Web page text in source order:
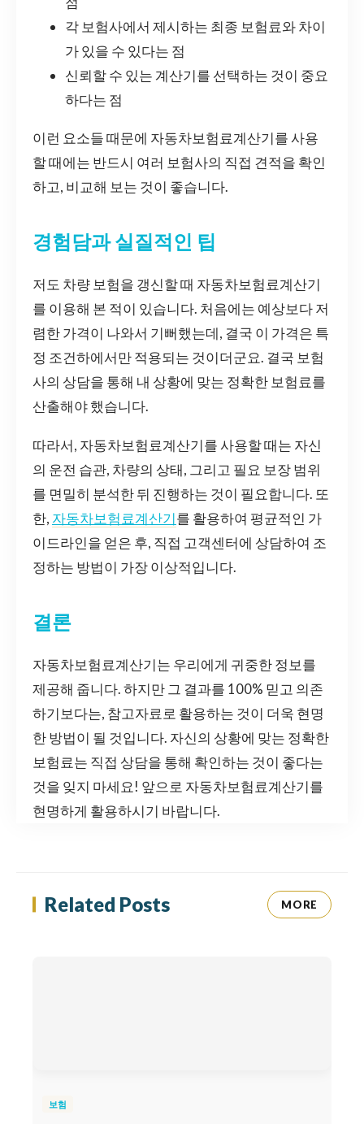
각 보험사에서 제시하는 최종 보험료와 차이
가 있을 수 있다는 점
신뢰할 수 있는 계산기를 선택하는 것이 중요
하다는 점
이런 요소들 때문에 자동차보험료계산기를 사용
할 때에는 반드시 여러 보험사의 직접 견적을 확인
하고, 비교해 보는 것이 좋습니다.
경험담과 실질적인 팁
저도 차량 보험을 갱신할 때 자동차보험료계산기
를 이용해 본 적이 있습니다. 처음에는 예상보다 저
렴한 가격이 나와서 기뻐했는데, 결국 이 가격은 특
정 조건하에서만 적용되는 것이더군요. 결국 보험
사의 상담을 통해 내 상황에 맞는 정확한 보험료를
산출해야 했습니다.
따라서, 자동차보험료계산기를 사용할 때는 자신
의 운전 습관, 차량의 상태, 그리고 필요 보장 범위
를 면밀히 분석한 뒤 진행하는 것이 필요합니다. 또
한, 자동차보험료계산기를 활용하여 평균적인 가
이드라인을 얻은 후, 직접 고객센터에 상담하여 조
정하는 방법이 가장 이상적입니다.
결론
자동차보험료계산기는 우리에게 귀중한 정보를
제공해 줍니다. 하지만 그 결과를 100% 믿고 의존
하기보다는, 참고자료로 활용하는 것이 더욱 현명
한 방법이 될 것입니다. 자신의 상황에 맞는 정확한
보험료는 직접 상담을 통해 확인하는 것이 좋다는
것을 잊지 마세요! 앞으로 자동차보험료계산기를
현명하게 활용하시기 바랍니다.
Related Posts MORE
보험